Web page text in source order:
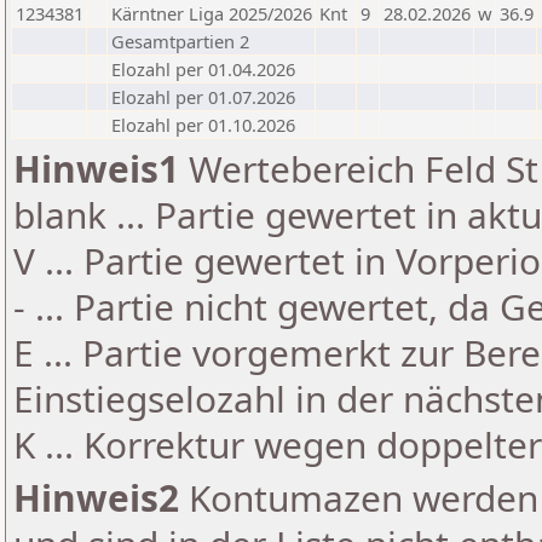
1234381
Kärntner Liga 2025/2026 Knt 9 28.02.2026 w 36.9
Gesamtpartien 2
Elozahl per 01.04.2026
Elozahl per 01.07.2026
Elozahl per 01.10.2026
Hinweis1 Wertebereich Feld
blank ... Partie gewertet in
V ... Partie gewertet in
- ... Partie nicht gewertet, da
E ... Partie vorgemerkt zur
Einstiegselozahl in der
K ... Korrektur wegen
Hinweis2 Kontumazen